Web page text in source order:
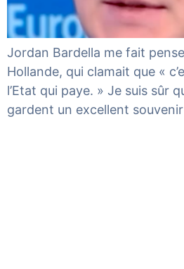
Jordan Bardella me fait
Hollande, qui clamait que «
l’Etat qui paye. » Je suis sûr
gardent un excellent